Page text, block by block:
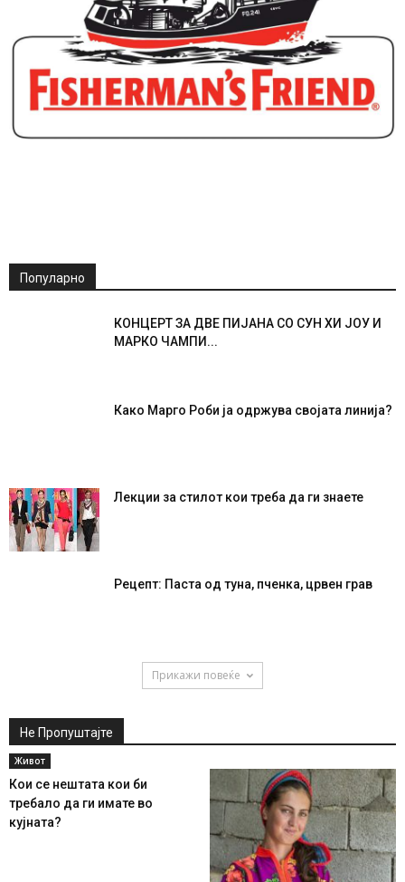
Популарно
КОНЦЕРТ ЗА ДВЕ ПИЈАНА СО СУН ХИ ЈОУ И
МАРКО ЧАМПИ...
Како Марго Роби ја одржува својата линија?
Лекции за стилот кои треба да ги знаете
Рецепт: Паста од туна, пченка, црвен грав
Прикажи повеќе
Не Пропуштајте
Живот
Кои се нештата кои би
требало да ги имате во
кујната?